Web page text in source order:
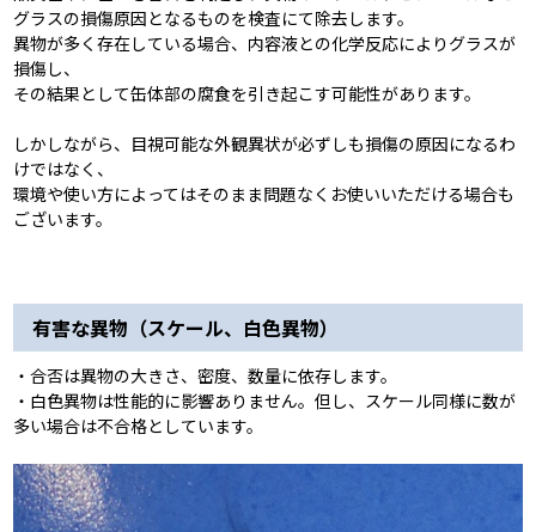
グラスの損傷原因となるものを検査にて除去します。
異物が多く存在している場合、内容液との化学反応によりグラスが
損傷し、
その結果として缶体部の腐食を引き起こす可能性があります。
しかしながら、目視可能な外観異状が必ずしも損傷の原因になるわ
けではなく、
環境や使い方によってはそのまま問題なくお使いいただける場合も
ございます。
有害な異物（スケール、白色異物）
・合否は異物の大きさ、密度、数量に依存します。
・白色異物は性能的に影響ありません。但し、スケール同様に数が
多い場合は不合格としています。